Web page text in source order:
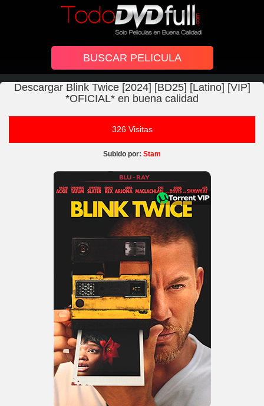
Descargar Blink Twice [2024] [BD25] [Latino] [VIP]
*OFICIAL* en buena calidad
326 Visitas
Subido por: Stam